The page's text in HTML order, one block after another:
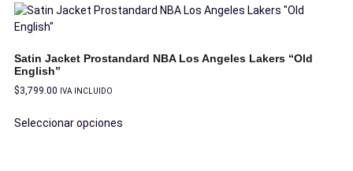
Satin Jacket Prostandard NBA Los Angeles Lakers “Old
English”
$3,799.00 IVA INCLUIDO
Seleccionar opciones